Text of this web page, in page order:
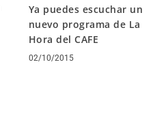
Ya puedes escuchar un
nuevo programa de La
Hora del CAFE
02/10/2015